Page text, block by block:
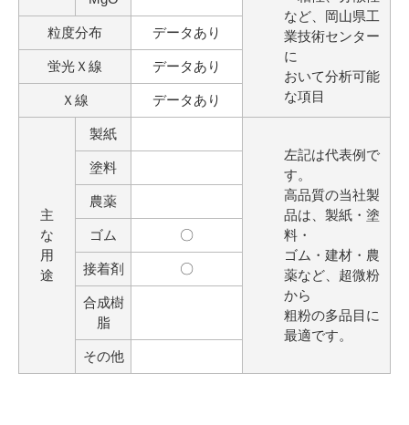
など、岡山県工
業技術センター
に
おいて分析可能
な項目
粒度分布 データあり
蛍光Ｘ線 データあり
Ｘ線 データあり
主
な
用
途
製紙
左記は代表例で
す。
高品質の当社製
品は、製紙・塗
料・
ゴム・建材・農
薬など、超微粉
から
粗粉の多品目に
最適です。
塗料
農薬
ゴム 〇
接着剤 〇
合成樹
脂
その他